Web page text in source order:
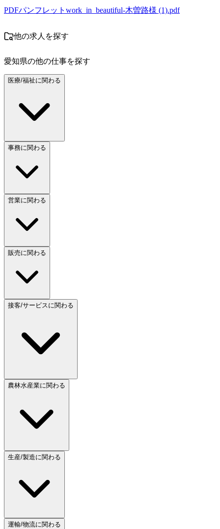
PDFパンフレットwork_in_beautiful-木曽路様 (1).pdf
他の求人を探す
愛知県の他の仕事を探す
医療/福祉に関わる
事務に関わる
営業に関わる
販売に関わる
接客/サービスに関わる
農林水産業に関わる
生産/製造に関わる
運輸/物流に関わる